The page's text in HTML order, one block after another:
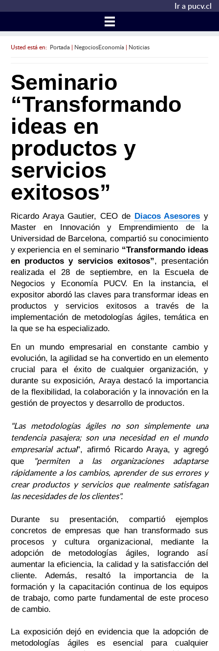
Ir a pucv.cl
Usted está en: Portada| NegociosEconomía| Noticias
Seminario
“Transformando
ideas en
productos y
servicios
exitosos”
Ricardo Araya Gautier, CEO de Diacos Asesores y
Master en Innovación y Emprendimiento de la
Universidad de Barcelona, compartió su conocimiento
y experiencia en el seminario “Transformando ideas
en productos y servicios exitosos”, presentación
realizada el 28 de septiembre, en la Escuela de
Negocios y Economía PUCV. En la instancia, el
expositor abordó las claves para transformar ideas en
productos y servicios exitosos a través de la
implementación de metodologías ágiles, temática en
la que se ha especializado.
En un mundo empresarial en constante cambio y
evolución, la agilidad se ha convertido en un elemento
crucial para el éxito de cualquier organización, y
durante su exposición, Araya destacó la importancia
de la flexibilidad, la colaboración y la innovación en la
gestión de proyectos y desarrollo de productos.
"Las metodologías ágiles no son simplemente una
tendencia pasajera; son una necesidad en el mundo
empresarial actual", afirmó Ricardo Araya, y agregó
que
"permiten a las organizaciones adaptarse
rápidamente a los cambios, aprender de sus errores y
crear productos y servicios que realmente satisfagan
las necesidades de los clientes".
Durante su presentación, compartió ejemplos
concretos de empresas que han transformado sus
procesos y cultura organizacional, mediante la
adopción de metodologías ágiles, logrando así
aumentar la eficiencia, la calidad y la satisfacción del
cliente. Además, resaltó la importancia de la
formación y la capacitación continua de los equipos
de trabajo, como parte fundamental de este proceso
de cambio.
La exposición dejó en evidencia que la adopción de
metodologías ágiles es esencial para cualquier